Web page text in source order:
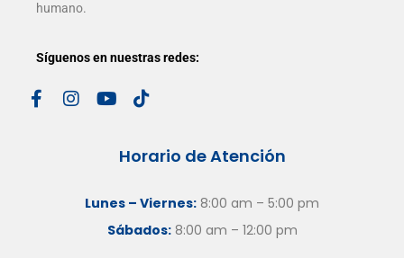
humano.
Síguenos en nuestras redes:
Horario de Atención
Lunes – Viernes: 8:00 am – 5:00 pm
Sábados:8:00 am – 12:00 pm